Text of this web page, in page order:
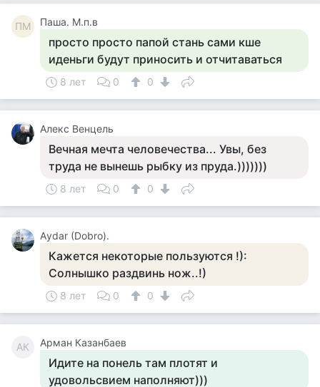
ПМ Паша. М.п.в
просто просто папой стань сами кше
иденьги будут приносить и отчитаваться
8 лет 0 0
Алекс Венцель
Вечная мечта человечества... Увы, без
труда не вынешь рыбку из пруда.)))))))
8 лет 0 0
Аydar (Dobro).
Кажется некоторые пользуются !):
Солнышко раздвинь нож..!)
8 лет 0 0
АК Арман Казанбаев
Идите на понель там плотят и
удовольсвием наполняют)))